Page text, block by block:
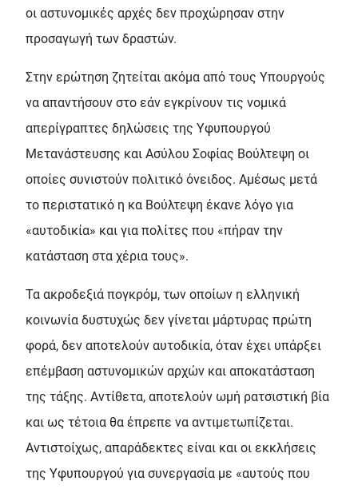
οι αστυνομικές αρχές δεν προχώρησαν στην
προσαγωγή των δραστών.
Στην ερώτηση ζητείται ακόμα από τους Υπουργούς
να απαντήσουν στο εάν εγκρίνουν τις νομικά
απερίγραπτες δηλώσεις της Υφυπουργού
Μετανάστευσης και Ασύλου Σοφίας Βούλτεψη οι
οποίες συνιστούν πολιτικό όνειδος. Αμέσως μετά
το περιστατικό η κα Βούλτεψη έκανε λόγο για
«αυτοδικία» και για πολίτες που «πήραν την
κατάσταση στα χέρια τους».
Τα ακροδεξιά πογκρόμ, των οποίων η ελληνική
κοινωνία δυστυχώς δεν γίνεται μάρτυρας πρώτη
φορά, δεν αποτελούν αυτοδικία, όταν έχει υπάρξει
επέμβαση αστυνομικών αρχών και αποκατάσταση
της τάξης. Αντίθετα, αποτελούν ωμή ρατσιστική βία
και ως τέτοια θα έπρεπε να αντιμετωπίζεται.
Αντιστοίχως, απαράδεκτες είναι και οι εκκλήσεις
της Υφυπουργού για συνεργασία με «αυτούς που